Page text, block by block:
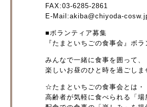
FAX:03-6285-2861
E-Mail:akiba@chiyoda-
■ボランティア募集
『たまといちごの食事会』ボ
みんなで一緒に食事を囲って、
楽しいお昼のひと時を過ごしま
☆たまといちごの食事会とは・
高齢者が気軽に食べられる「場